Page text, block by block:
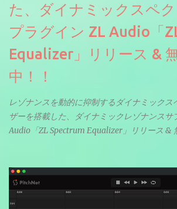
た、ダイナミックスペ
プラグイン ZL Audio「
Equalizer」リリース &
中！！
レゾナンスを動的に抑制するダイナミックス
ザーを搭載した、ダイナミックレゾナンスサ
Audio「ZL Spectrum Equalizer」リリース &